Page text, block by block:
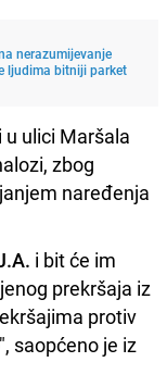
nerazumijevanje
ljudima bitniji parket
u ulici Maršala
zbog
naređenja
i bit će im
prekršaja iz
protiv
saopćeno je iz